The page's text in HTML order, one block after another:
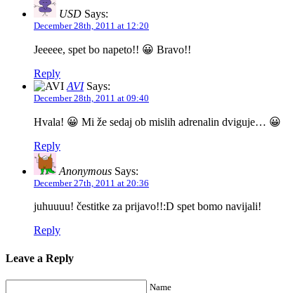
USD Says:
December 28th, 2011 at 12:20
Jeeeee, spet bo napeto!! 😀 Bravo!!
Reply
AVISays:
December 28th, 2011 at 09:40
Hvala! 😀 Mi že sedaj ob mislih adrenalin dviguje… 😀
Reply
Anonymous Says:
December 27th, 2011 at 20:36
juhuuuu! čestitke za prijavo!!:D spet bomo navijali!
Reply
Leave a Reply
Name